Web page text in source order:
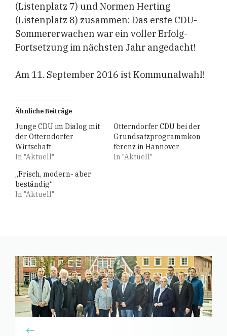
(Listenplatz 7) und Normen Herting
(Listenplatz 8) zusammen: Das erste CDU-
Sommererwachen war ein voller Erfolg-
Fortsetzung im nächsten Jahr angedacht!
Am 11. September 2016 ist Kommunalwahl!
Ähnliche Beiträge
Junge CDU im Dialog mit
der Otterndorfer
Wirtschaft
In "Aktuell"
Otterndorfer CDU bei der
Grundsatzprogrammkon
ferenz in Hannover
In "Aktuell"
„Frisch, modern- aber
beständig“
In "Aktuell"